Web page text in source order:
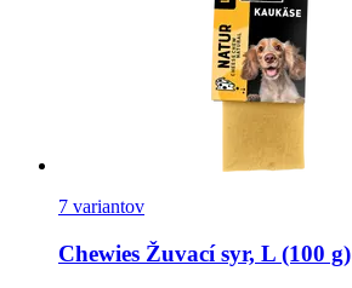
7 variantov
Chewies Žuvací syr, L (100 g)